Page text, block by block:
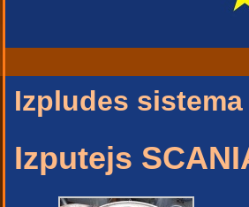
Izpludes sistema
Izputejs